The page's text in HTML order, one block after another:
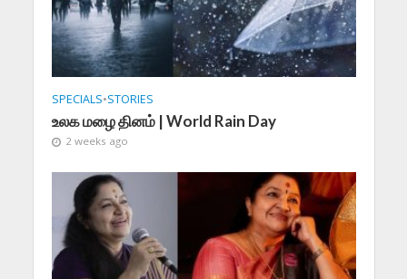
SPECIALS•STORIES
உலக மழை தினம் | World Rain Day
2 weeks ago